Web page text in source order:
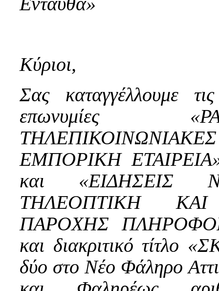
Κύριοι,
Σας καταγγέλλουμε
επωνυμίες
ΕΜΠΟΡΙΚΗ ΕΤΑΙΡΕΙΑ»
και
ΤΗΛΕΟΠΤΙΚΗ
ΠΑΡΟΧΗΣ
και διακριτικό τίτλο
δύο στο Νέο Φάληρο